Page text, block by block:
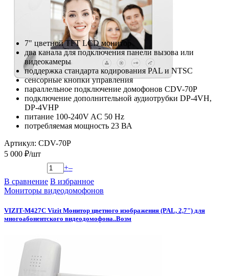
7" цветной TFT LCD монитор
два канала для подключения панели вызова или
видеокамеры
поддержка стандарта кодирования PAL и NTSC
сенсорные кнопки управления
параллельное подключение домофонов CDV-70P
подключение дополнительной аудиотрубки DP-4VH,
DP-4VHP
питание 100-240V AC 50 Hz
потребляемая мощность 23 ВА
Артикул: CDV-70P
5 000 ₽/шт
+–
В сравнение В избранное
Мониторы видеодомофонов
VIZIT-M427C Vizit Монитор цветного изображения (PAL, 2,7") для
многоабонентского видеодомофона..Возм